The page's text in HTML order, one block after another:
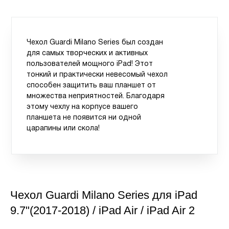
Чехол Guardi Milano Series был создан
для самых творческих и активных
пользователей мощного iPad! Этот
тонкий и практически невесомый чехол
способен защитить ваш планшет от
множества неприятностей. Благодаря
этому чехлу на корпусе вашего
планшета не появится ни одной
царапины или скола!
Чехол Guardi Milano Series для iPad
9.7"(2017-2018) / iPad Air / iPad Air 2